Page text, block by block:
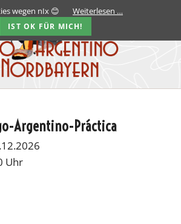
Argentino-Práctica
Uhr
wegen nIx 😊 Weiterlesen …
IST OK FÜR MICH!